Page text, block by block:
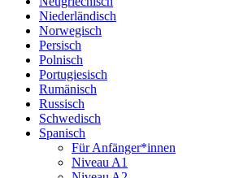
Niederländisch
Norwegisch
Persisch
Polnisch
Portugiesisch
Rumänisch
Russisch
Schwedisch
Spanisch
Für Anfänger*innen
Niveau A1